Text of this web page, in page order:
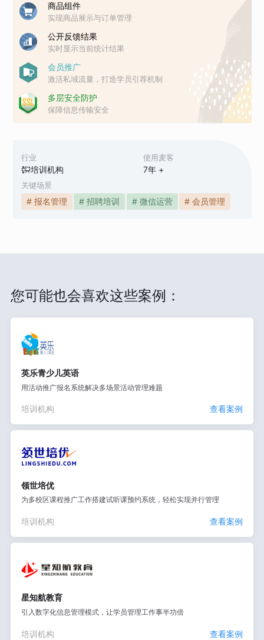
行业
培训机构
使用麦客
7年 +
关键场景
# 报名管理 # 招聘培训 # 微信运营 # 会员管理
商品组件
实现商品展示与订单管理
公开反馈结果
实时显示当前统计结果
会员推广
激活私域流量，打造学员引荐机制
多层安全防护
保障信息传输安全
您可能也会喜欢这些案例：
英乐青少儿英语
用活动推广报名系统解决多场景活动管理难题
培训机构 查看案例
领世培优
为多校区课程推广工作搭建试听课预约系统，轻松实现并行管理
培训机构 查看案例
星知航教育
引入数字化信息管理模式，让学员管理工作事半功倍
培训机构 查看案例